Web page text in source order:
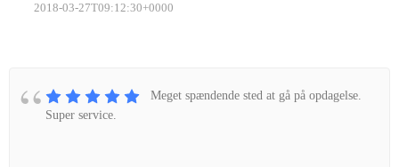
2018-03-27T09:12:30+0000
Meget spændende sted at gå på opdagelse.
Super service.